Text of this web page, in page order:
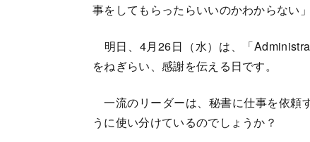
事をしてもらったらいいのかわからない
明日、4月26日（水）は、「
をねぎらい、感謝を伝える日です。
一流のリーダーは、秘書に仕事を依頼
うに使い分けているのでしょうか？